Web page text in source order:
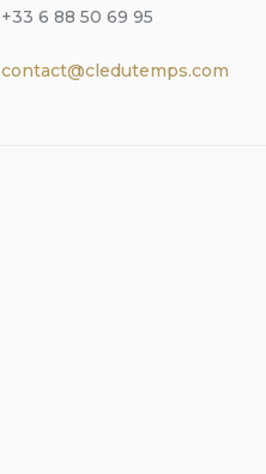
+33 6 88 50 69 95
contact@cledutemps.com